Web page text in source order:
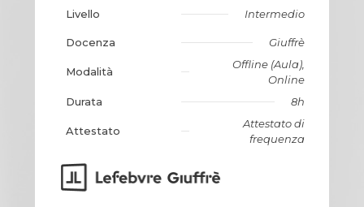
Livello
Intermedio
Docenza Giuffrè
Modalità
Offline (Aula),
Online
Durata
8h
Attestato
Attestato di
frequenza